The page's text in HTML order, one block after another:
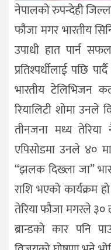
नेपालको रुपन्देही
फौजा मगर भारतीय
उपाधी हात पार्न
प्रतिश्पर्धीलाई पछि
भारतीय टेलिभिजन
रियालिटी शोमा उनले
तीनजना मध्य
एपिसोडमा उनले ४०
“झलक दिख्ला जा”
राशि भएको कार्यक्रम
तेरिया फौजा मगरले ३०
ब्रान्डको कार पनि